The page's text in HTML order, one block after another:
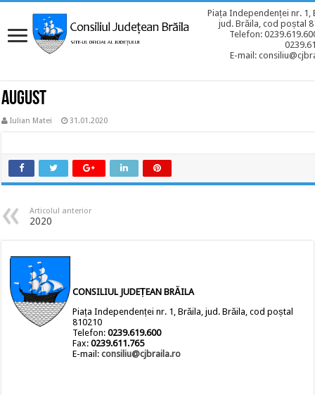
Piața Independenței nr. 1,
jud. Brăila, cod poștal
Telefon:
E-mail:
AUGUST
Iulian Matei 31.01.2020
Articolul anterior
2020
CONSILIUL JUDEȚEAN BRĂILA
Piața Independenței nr. 1, Brăila, jud. Brăila, cod poștal
810210
Telefon:0239.619.600
Fax:0239.611.765
E-mail:consiliu@cjbraila.ro